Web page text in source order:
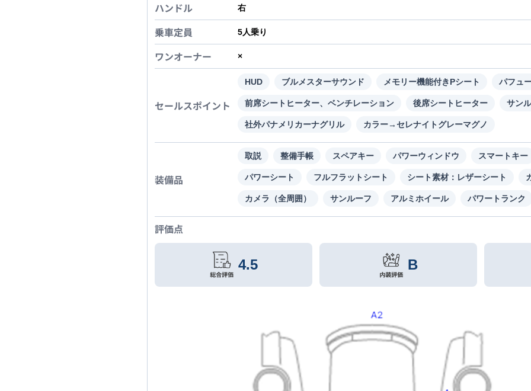
ハンドル 右
乗車定員 5人乗り
ワンオーナー ×
セールスポイント
HUD ブルメスターサウンド メモリー機能付きPシート パフュ
前席シートヒーター、ベンチレーション 後席シートヒーター サン
社外パナメリカーナグリル カラー→セレナイトグレーマグノ
装備品
取説 整備手帳 スペアキー パワーウィンドウ スマートキー
パワーシート フルフラットシート シート素材：レザーシート
カメラ（全周囲） サンルーフ アルミホイール パワートランク
評価点
4.5 B